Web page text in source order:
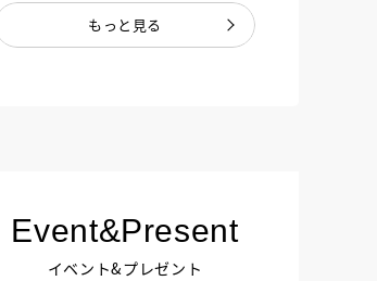
もっと見る
Event&Present
イベント&プレゼント